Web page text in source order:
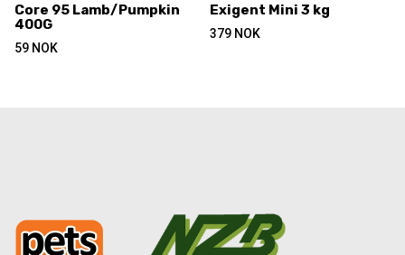
Core 95 Lamb/Pumpkin
400G
59 NOK
Exigent Mini 3 kg
379 NOK